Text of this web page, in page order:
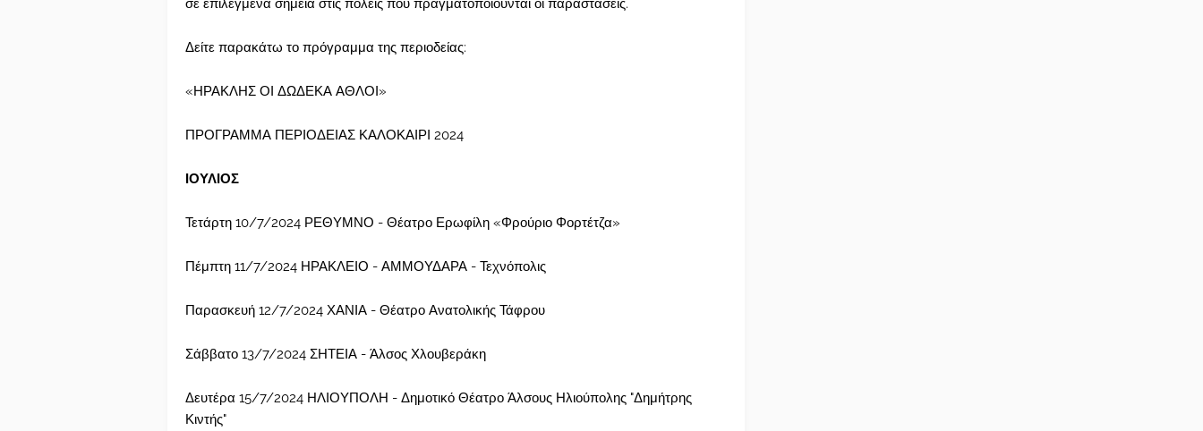
σε επιλεγμένα σημεία στις πόλεις που πραγματοποιούνται οι παραστάσεις.
Δείτε παρακάτω το πρόγραμμα της περιοδείας:
«ΗΡΑΚΛΗΣ ΟΙ ΔΩΔΕΚΑ ΑΘΛΟΙ»
ΠΡΟΓΡΑΜΜΑ ΠΕΡΙΟΔΕΙΑΣ ΚΑΛΟΚΑΙΡΙ 2024
ΙΟΥΛΙΟΣ
Τετάρτη 10/7/2024 ΡΕΘΥΜΝΟ - Θέατρο Ερωφίλη «Φρούριο Φορτέτζα»
Πέμπτη 11/7/2024 ΗΡΑΚΛΕΙΟ - ΑΜΜΟΥΔΑΡΑ - Τεχνόπολις
Παρασκευή 12/7/2024 ΧΑΝΙΑ - Θέατρο Ανατολικής Τάφρου
Σάββατο 13/7/2024 ΣΗΤΕΙΑ - Άλσος Χλουβεράκη
Δευτέρα 15/7/2024 ΗΛΙΟΥΠΟΛΗ - Δημοτικό Θέατρο Άλσους Ηλιούπολης "Δημήτρης
Κιντής"